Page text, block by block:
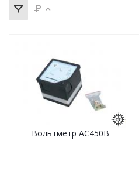
Вольтметр АС450В